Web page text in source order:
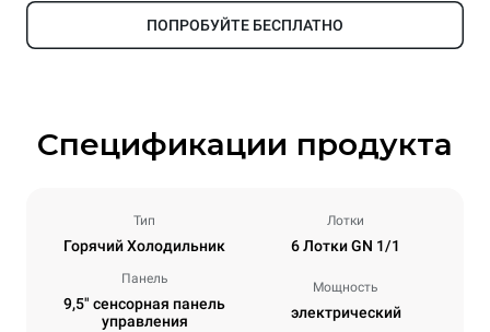
ПОПРОБУЙТЕ БЕСПЛАТНО
Спецификации продукта
Тип
Горячий Холодильник
Лотки
6 Лотки GN 1/1
Панель
9,5" сенсорная панель
управления
Мощность
электрический